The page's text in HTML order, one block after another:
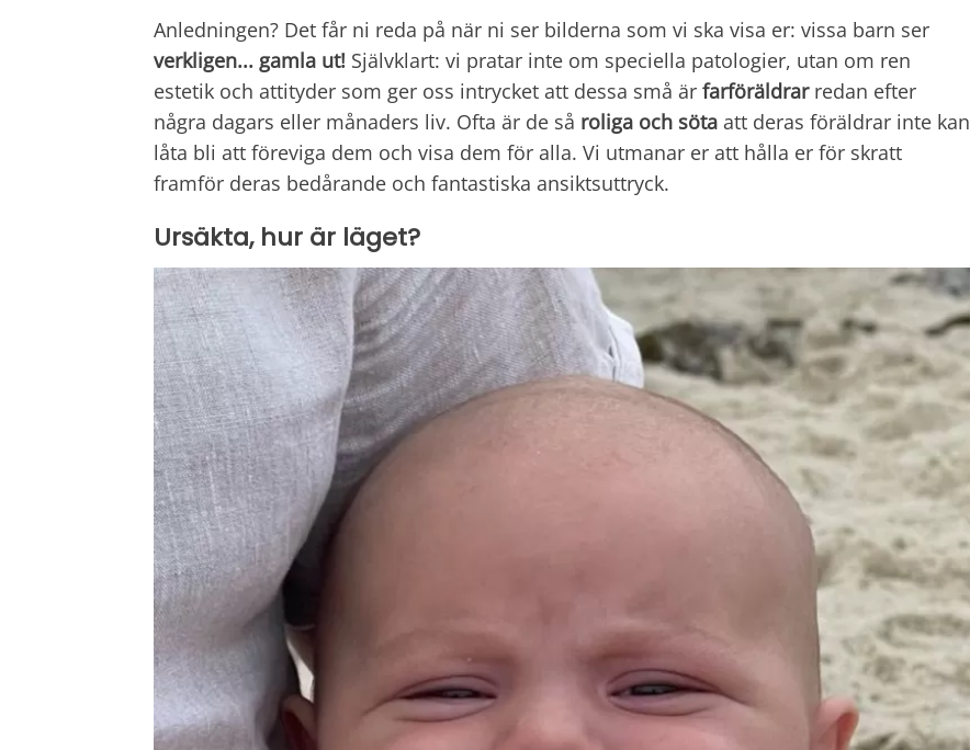
Anledningen? Det får ni reda på när ni ser bilderna som vi ska visa er: vissa barn ser
verkligen... gamla ut! Självklart: vi pratar inte om speciella patologier, utan om ren
estetik och attityder som ger oss intrycket att dessa små är farföräldrarredan efter
några dagars eller månaders liv. Ofta är de så roliga och söta att deras föräldrar inte kan
låta bli att föreviga dem och visa dem för alla. Vi utmanar er att hålla er för skratt
framför deras bedårande och fantastiska ansiktsuttryck.
Ursäkta, hur är läget?